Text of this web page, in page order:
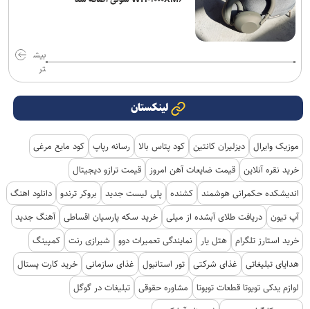
بیش
تر
لینکستان
موزیک وایرال دیزلیران کانتین کود پتاس بالا رسانه رپاپ کود مایع مرغی
خرید نقره آنلاین قیمت ضایعات آهن امروز
قیمت ترازو دیجیتال
اندیشکده حکمرانی هوشمند کشنده پلی لیست جدید بروکر ترندو دانلود اهنگ
آپ تیون دریافت طلای آبشده از میلی خرید سکه پارسیان اقساطی آهنگ جدید
خرید استارز تلگرام هتل یار نمایندگی تعمیرات دوو شیرازی رنت کمپینگ
هدایای تبلیغاتی
غذای شرکتی تور استانبول غذای سازمانی خرید کارت پستال
لوازم یدکی تویوتا قطعات تویوتا
مشاوره حقوقی تبلیغات در گوگل